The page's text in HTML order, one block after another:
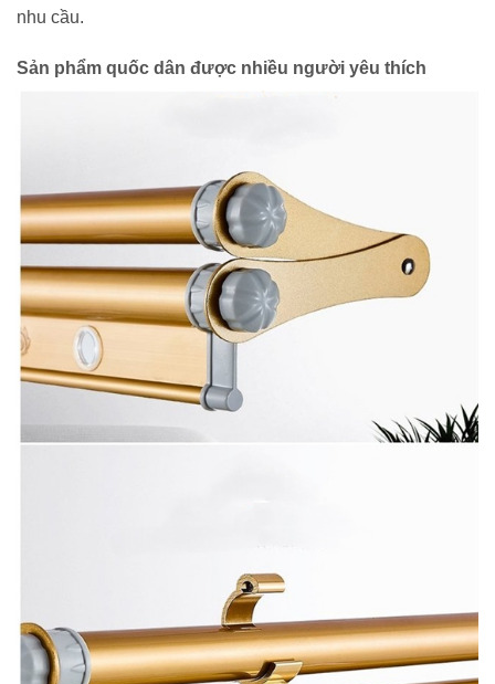
nhu cầu.
Sản phẩm quốc dân được nhiều người yêu thích